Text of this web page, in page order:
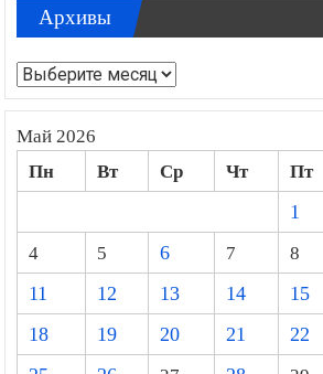
Архивы
Архивы
Май 2026
Пн Вт Ср Чт Пт
1
4
5 6 7 8
11
12 13 14 15
18
19 20 21 22